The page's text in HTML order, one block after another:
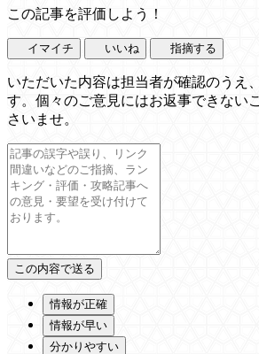
この記事を評価しよう！
イマイチ いいね 指摘する
いただいた内容は担当者が確認のうえ
す。個々のご意見にはお返事できない
さいませ。
情報が正確
情報が早い
分かりやすい